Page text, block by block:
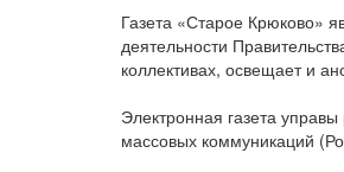
Газета «Старое Крюково»
деятельности
коллективах, освещает и
Электронная газета
массовых коммуникаций